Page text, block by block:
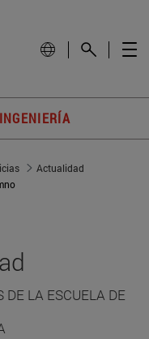
Actualidad
DE LA ESCUELA DE